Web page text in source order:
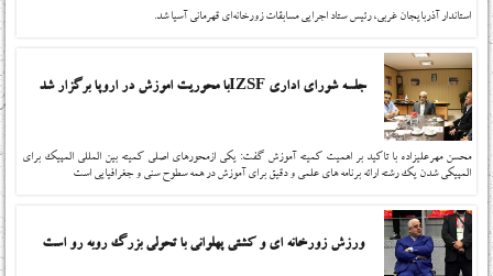
استاندار آذربایجان غربی، رئیس ستاد اجرایی مسابقات زورخانه‌ای قهرمانی آسیا شد.
جلسه شورای اداری IZSFبا محوریت اموزش در اروپا برگزار شد
محسن مهرعلیزاده با تاکید بر اهمیت کمیته آموزش گفت: یکی ازمحورهای اصلی کمیته بین المللی المپیک برای
المپیکی شدن یک رشته ارائه برنامه های علمی و دقیق برای آموزش در همه سطوح سنی و جغرافیایی است
ورزش زورخانه ای و کشتی پهلوانی با تحولی بزرگ روبه رو است